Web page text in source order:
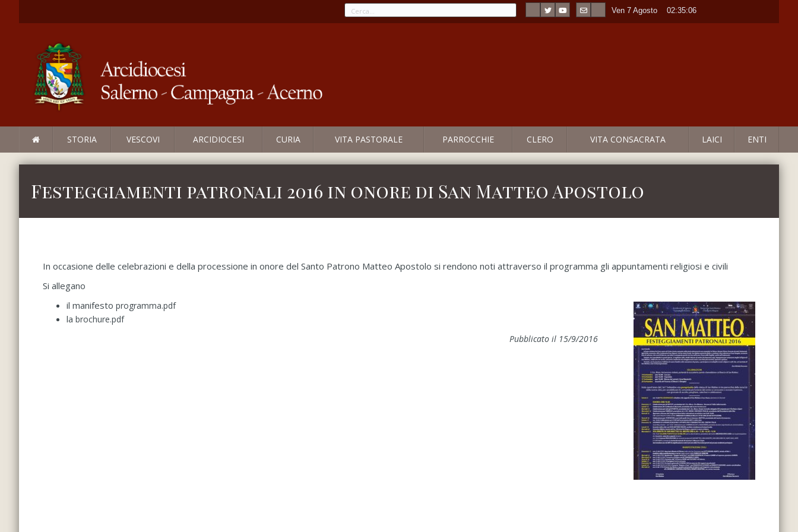
Ven 7 Agosto ----02:35:06
STORIA VESCOVI ARCIDIOCESI CURIA VITA PASTORALE PARROCCHIE CLERO VITA CONSACRATA LAICI ENTI
Festeggiamenti patronali 2016 in onore di San Matteo Apostolo
In occasione delle celebrazioni e della processione in onore del Santo Patrono Matteo Apostolo si rendono noti attraverso il programma gli appuntamenti religiosi e civili
Si allegano
il manifesto programma.pdf
la brochure.pdf
Pubblicato il 15/9/2016